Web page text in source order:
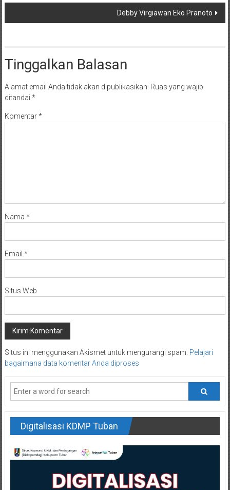
Debby Virgiawan Eko Pranoto
Tinggalkan Balasan
Alamat email Anda tidak akan dipublikasikan. Ruas yang wajib
ditandai *
Komentar*
Nama *
Email *
Situs Web
Situs ini menggunakan Akismet untuk mengurangi spam. Pelajari
bagaimana data komentar Anda diproses
Digitalisasi KDMP Tuban